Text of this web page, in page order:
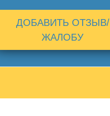
ДОБАВИТЬ ОТЗЫВ/
ЖАЛОБУ